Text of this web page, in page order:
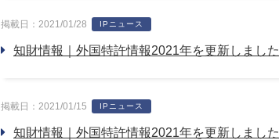
掲載日：2021/01/28 IPニュース
知財情報｜外国特許情報2021年を更新しました
掲載日：2021/01/15 IPニュース
知財情報｜外国特許情報2021年を更新しました